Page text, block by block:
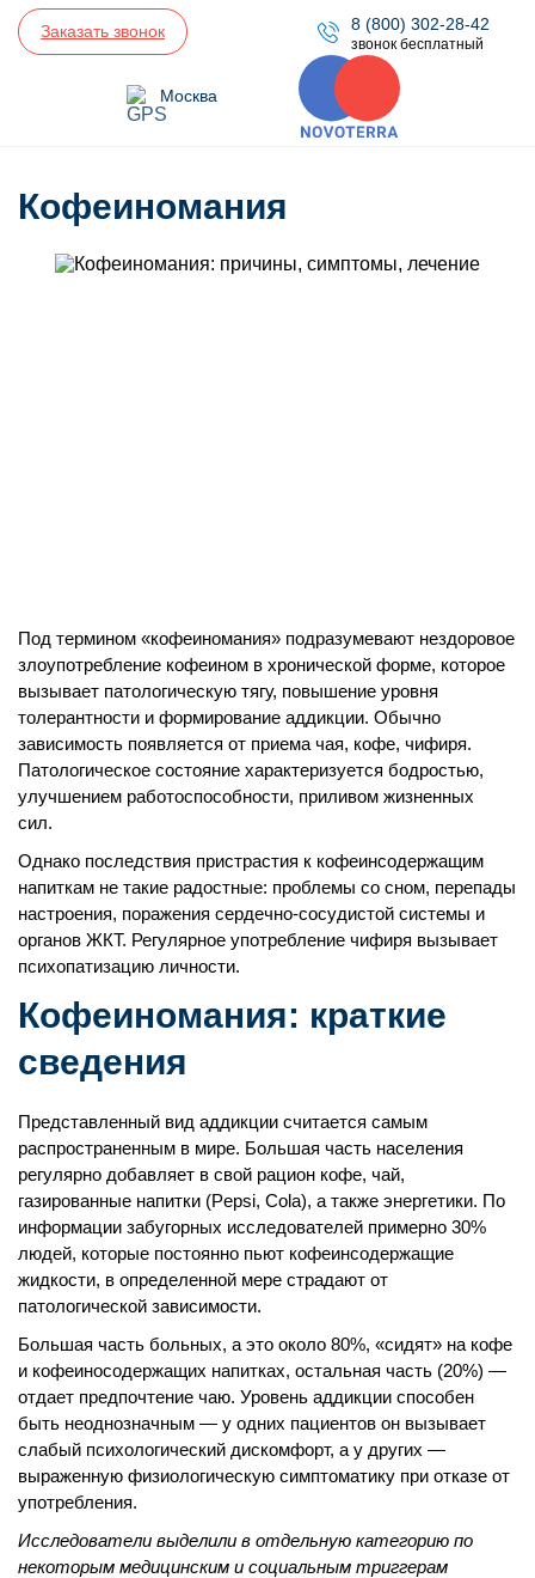
8 (800) 302-28-42
звонок бесплатный
Заказать звонок
Москва
Кофеиномания
Под термином «кофеиномания» подразумевают нездоровое
злоупотребление кофеином в хронической форме, которое
вызывает патологическую тягу, повышение уровня
толерантности и формирование аддикции. Обычно
зависимость появляется от приема чая, кофе, чифиря.
Патологическое состояние характеризуется бодростью,
улучшением работоспособности, приливом жизненных
сил.
Однако последствия пристрастия к кофеинсодержащим
напиткам не такие радостные: проблемы со сном, перепады
настроения, поражения сердечно-сосудистой системы и
органов ЖКТ. Регулярное употребление чифиря вызывает
психопатизацию личности.
Кофеиномания: краткие
сведения
Представленный вид аддикции считается самым
распространенным в мире. Большая часть населения
регулярно добавляет в свой рацион кофе, чай,
газированные напитки (Pepsi, Cola), а также энергетики. По
информации забугорных исследователей примерно 30%
людей, которые постоянно пьют кофеинсодержащие
жидкости, в определенной мере страдают от
патологической зависимости.
Большая часть больных, а это около 80%, «сидят» на кофе
и кофеиносодержащих напитках, остальная часть (20%) —
отдает предпочтение чаю. Уровень аддикции способен
быть неоднозначным — у одних пациентов он вызывает
слабый психологический дискомфорт, а у других —
выраженную физиологическую симптоматику при отказе от
употребления.
Исследователи выделили в отдельную категорию по
некоторым медицинским и социальным триггерам